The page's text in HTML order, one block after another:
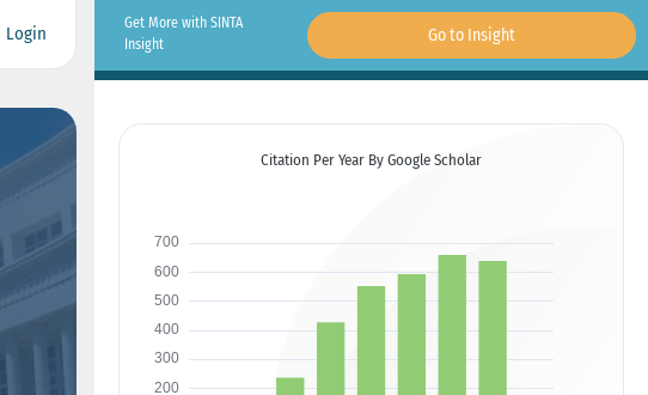
Login
Get More with SINTA
Insight
Go to Insight
Citation Per Year By Google Scholar